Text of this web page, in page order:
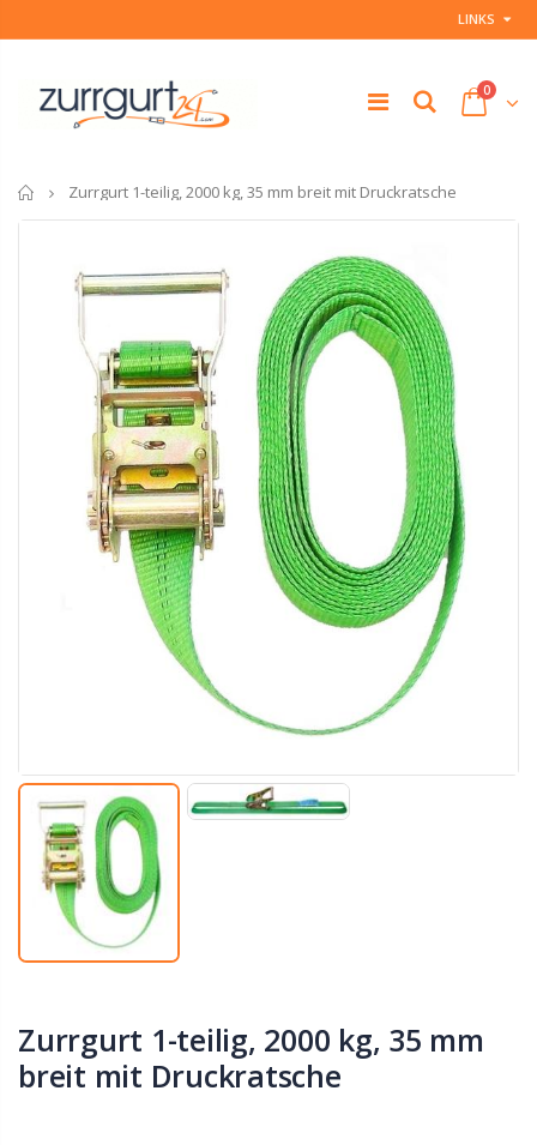
LINKS
0
Startseite
Zurrgurt 1-teilig, 2000 kg, 35 mm breit mit Druckratsche
Zurrgurt 1-teilig, 2000 kg, 35 mm
breit mit Druckratsche